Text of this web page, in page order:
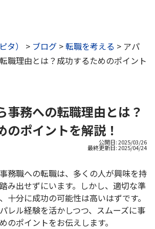
タ） > ブログ >転職を考える > アパ
職理由とは？成功するためのポイント
事務への転職理由とは？
のポイントを解説！
公開日: 2025/03/26
最終更新日:2025/04/24
務職への転職は、多くの人が興味を持
み出せずにいます。しかし、適切な準
十分に成功の可能性は高いはずです。
レル経験を活かしつつ、スムーズに事
のポイントをお伝えします。